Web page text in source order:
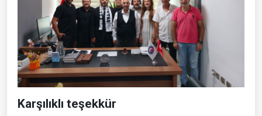
Karşılıklı teşekkür